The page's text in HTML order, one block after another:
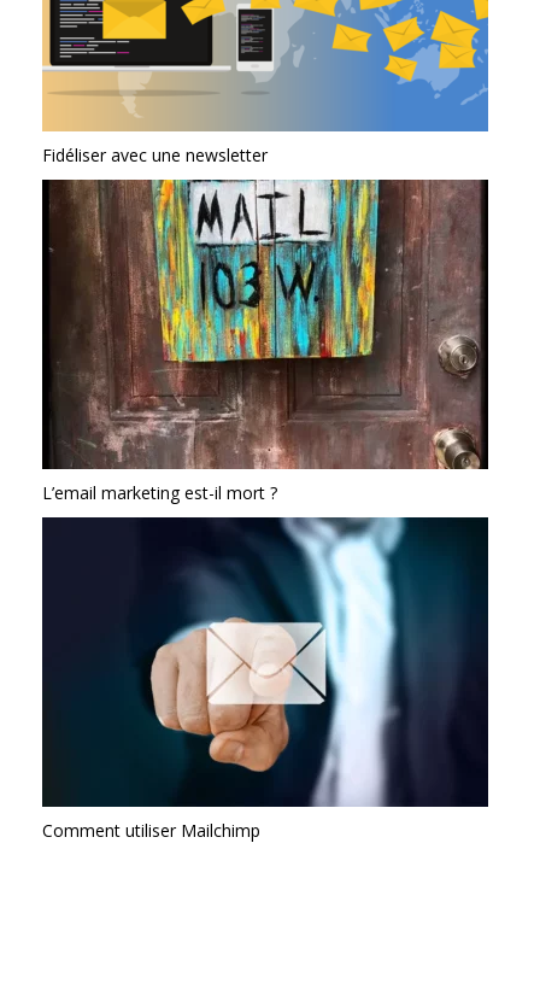
Fidéliser avec une newsletter
L’email marketing est-il mort ?
Comment utiliser Mailchimp